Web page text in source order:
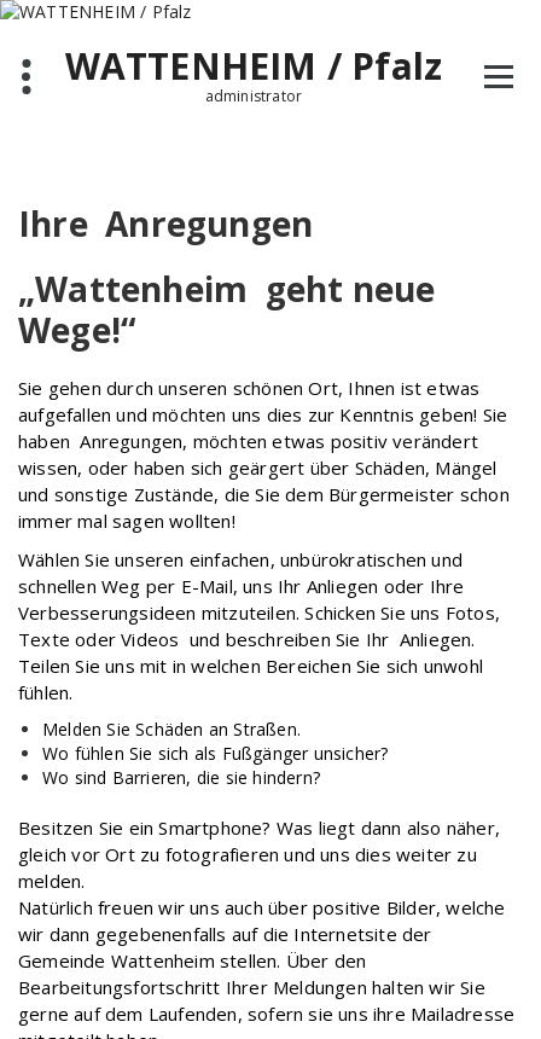
Zum
springenWATTENHEIM / Pfalz
administrator
Ihre Anregungen
„Wattenheim geht neue
Wege!“
Sie gehen durch unseren schönen Ort, Ihnen ist etwas
aufgefallen und möchten uns dies zur Kenntnis geben! Sie
haben Anregungen, möchten etwas positiv verändert
wissen, oder haben sich geärgert über Schäden, Mängel
und sonstige Zustände, die Sie dem Bürgermeister schon
immer mal sagen wollten!
Wählen Sie unseren einfachen, unbürokratischen und
schnellen Weg per E-Mail, uns Ihr Anliegen oder Ihre
Verbesserungsideen mitzuteilen. Schicken Sie uns Fotos,
Texte oder Videos und beschreiben Sie Ihr Anliegen.
Teilen Sie uns mit in welchen Bereichen Sie sich unwohl
fühlen.
Melden Sie Schäden an Straßen.
Wo fühlen Sie sich als Fußgänger unsicher?
Wo sind Barrieren, die sie hindern?
Besitzen Sie ein Smartphone? Was liegt dann also näher,
gleich vor Ort zu fotografieren und uns dies weiter zu
melden.
Natürlich freuen wir uns auch über positive Bilder, welche
wir dann gegebenenfalls auf die Internetsite der
Gemeinde Wattenheim stellen. Über den
Bearbeitungsfortschritt Ihrer Meldungen halten wir Sie
gerne auf dem Laufenden, sofern sie uns ihre Mailadresse